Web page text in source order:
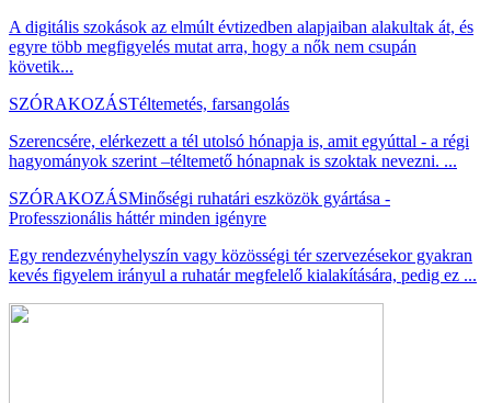
A digitális szokások az elmúlt évtizedben alapjaiban alakultak át, és
egyre több megfigyelés mutat arra, hogy a nők nem csupán
követik...
SZÓRAKOZÁSTéltemetés, farsangolás
Szerencsére, elérkezett a tél utolsó hónapja is, amit egyúttal - a régi
hagyományok szerint –téltemető hónapnak is szoktak nevezni. ...
SZÓRAKOZÁSMinőségi ruhatári eszközök gyártása -
Professzionális háttér minden igényre
Egy rendezvényhelyszín vagy közösségi tér szervezésekor gyakran
kevés figyelem irányul a ruhatár megfelelő kialakítására, pedig ez ...